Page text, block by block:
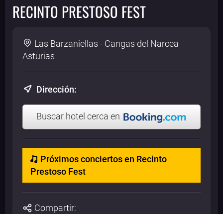
RECINTO PRESTOSO FEST
Las Barzaniellas - Cangas del Narcea
Asturias
Dirección:
Buscar hotel cerca en
Próximos conciertos en Recinto
Prestoso Fest
Compartir: